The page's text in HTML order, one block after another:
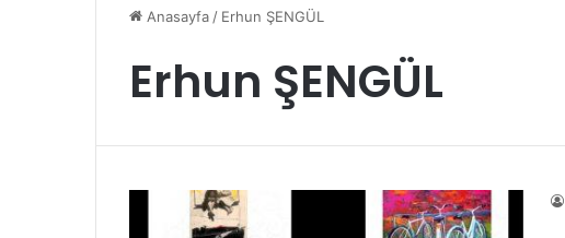
Anasayfa / Erhun ŞENGÜL
Erhun ŞENGÜL